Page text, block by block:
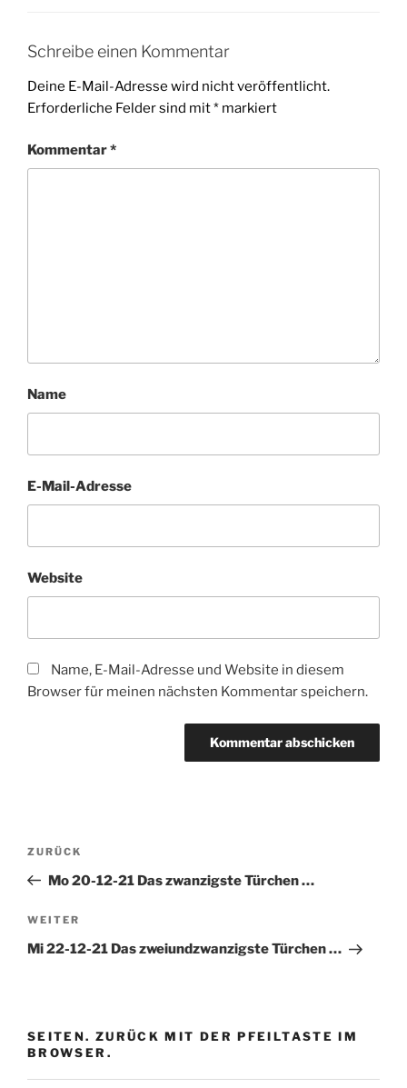
Schreibe einen Kommentar
Deine E-Mail-Adresse wird nicht veröffentlicht.
Erforderliche Felder sind mit* markiert
Kommentar*
Name
E-Mail-Adresse
Website
Name, E-Mail-Adresse und Website in diesem
Browser für meinen nächsten Kommentar speichern.
Beitragsnavigation
Vorheriger
Beitrag
ZURÜCK
Mo 20-12-21 Das zwanzigste Türchen …
Nächster
Beitrag
WEITER
Mi 22-12-21 Das zweiundzwanzigste Türchen …
SEITEN. ZURÜCK MIT DER PFEILTASTE IM
BROWSER.